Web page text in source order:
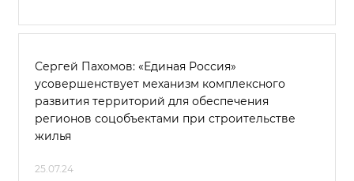
Сергей Пахомов: «Единая Россия»
усовершенствует механизм комплексного
развития территорий для обеспечения
регионов соцобъектами при строительстве
жилья
25.07.24